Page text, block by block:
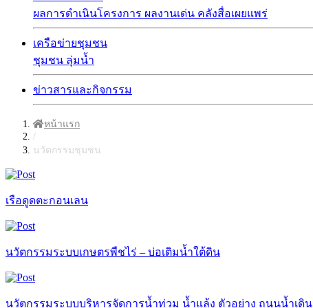
ผลการดำเนินโครงการ ผลงานเด่น คลังสื่อเผยแพร่
เครือข่ายชุมชน
ชุมชน ลุ่มน้ำ
ข่าวสารและกิจกรรม
หน้าแรก
/
นวัตกรรมชุมชน
เรือดูดตะกอนเลน
นวัตกรรมระบบเกษตรพืชไร่ – บ่อเติมน้ำใต้ดิน
นวัตกรรมระบบบริหารจัดการน้ำท่วม น้ำแล้ง ตัวอย่าง ถนนน้ำเดิน